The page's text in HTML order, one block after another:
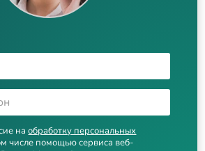
наобработку персональных
числе помощью сервиса веб-